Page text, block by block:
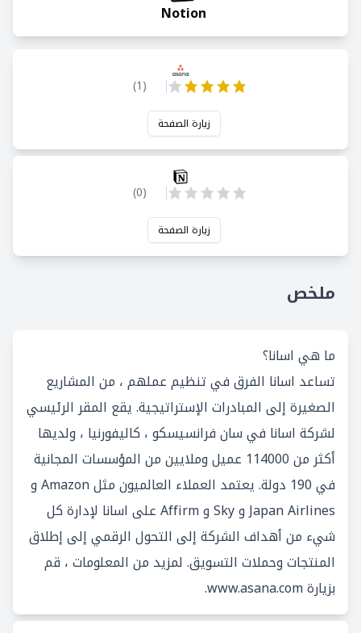
Notion
(
1
)
زيارة الصفحة
(
0
)
زيارة الصفحة
ملخص
ما هي اسانا؟
تساعد اسانا الفرق في تنظيم عملهم ، من المشاريع
الصغيرة إلى المبادرات الإستراتيجية. يقع المقر الرئيسي
لشركة اسانا في سان فرانسيسكو ، كاليفورنيا ، ولديها
أكثر من 114000 عميل وملايين من المؤسسات المجانية
في 190 دولة. يعتمد العملاء العالميون مثل Amazon و
Japan Airlines و Sky و Affirm على اسانا لإدارة كل
شيء من أهداف الشركة إلى التحول الرقمي إلى إطلاق
المنتجات وحملات التسويق. لمزيد من المعلومات ، قم
بزيارةwww.asana.com
.